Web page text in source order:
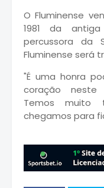
O Fluminense
1981 da
percussora da
Fluminense será
"É uma honra
coração
Temos muito
chegamos para